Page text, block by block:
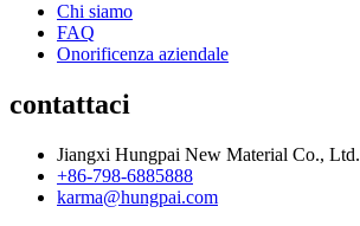
Chi siamo
FAQ
Onorificenza aziendale
contattaci
Jiangxi Hungpai New Material Co., Ltd.
+86-798-6885888
karma@hungpai.com